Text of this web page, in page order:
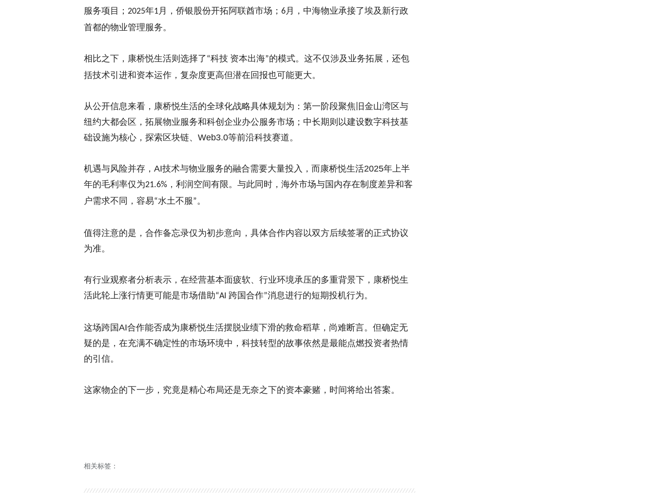
服务项目； 2025年1月，侨银股份开拓阿联酋市场； 6月，中海物业承接了埃及新行政
首都的物业管理服务。
相比之下，康桥悦生活则 选择了“科技 资本出海”的模式。这不仅涉及业务拓展，还包
括技术引进和资本运作，复杂度更高但潜在回报也可能更大。
从公开信息来看， 康桥悦生活的全球化战略具体规划 为： 第一阶段聚焦旧金山湾区与
纽约大都会区，拓展物业服务和科创企业办公服务市场；中长期则以建设数字科技基
础设施为核心，探索区块链、 Web3.0等前沿科技赛道。
机遇与风险并存， AI技术与物业服务的融合需要大量投入，而康桥悦生活2025年上半
年的毛利率仅为21.6% ，利润空间有限。与此同时，海外市场与国内存在制度差异和客
户需求不同，容易“水土不服”。
值得注意的是，合作备忘录仅为初步意向，具体合作内容以双方后续签署的正式协议
为准。
有行业观察者分析表示 ，在经营基本面疲软、行业环境承压的多重背景下， 康桥悦生
活此轮上涨行情更可能是市场借助“AI 跨国合作”消息进行的短期投机行为。
这场跨国AI合作能否成为康桥悦生活摆脱业绩下滑的救命稻草，尚难断言。但确定无
疑的是，在充满不确定性的市场环境中，科技转型的故事依然是最能点燃投资者热情
的引信。
这家物企的下一步 ， 究竟是精心布局还是无奈之下的资本豪赌，时间将给出答案。
相关标签：